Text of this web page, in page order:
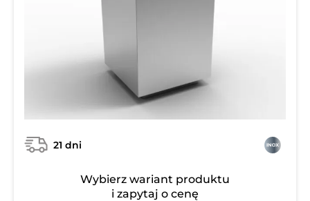
21 dni
Wybierz wariant produktu
i zapytaj o cenę